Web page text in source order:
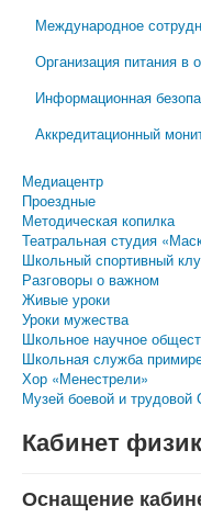
Международное
Организация питания в
Информационная
Аккредитационный
Медиацентр
Проездные
Методическая копилка
Театральная студия
Школьный спортивный
Разговоры о важном
Живые уроки
Уроки мужества
Школьное научное
Школьная служба
Хор «Менестрели»
Музей боевой и трудовой
Кабинет
Оснащение